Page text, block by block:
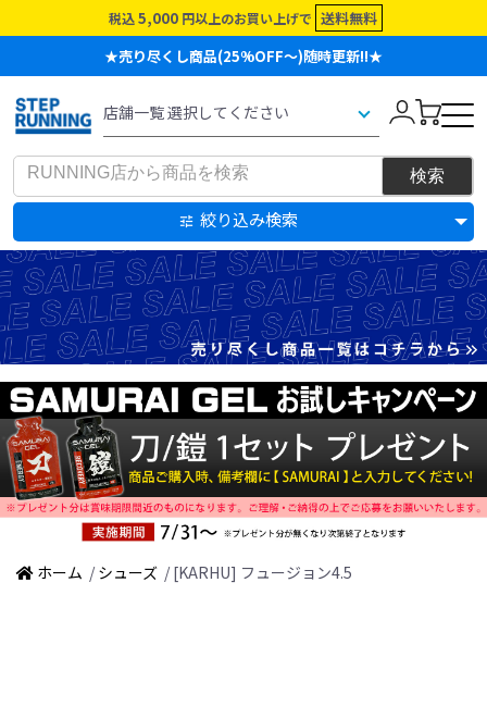
税込 5,000 円以上のお買い上げで 送料無料
★売り尽くし商品(25%OFF～)随時更新!!★
絞り込み検索
ホーム / シューズ / [KARHU] フュージョン4.5